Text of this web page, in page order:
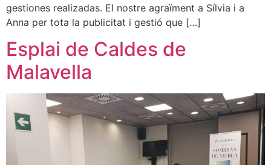
gestiones realizadas. El nostre agraïment a Sílvia i a
Anna per tota la publicitat i gestió que […]
Esplai de Caldes de
Malavella